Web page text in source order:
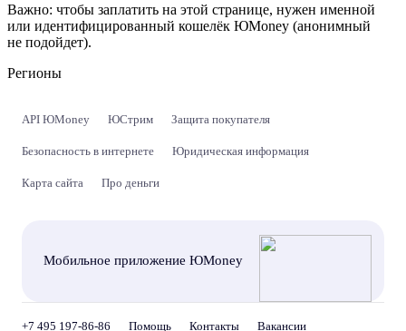
Важно: чтобы заплатить на этой странице, нужен именной
или идентифицированный кошелёк ЮMoney (анонимный
не подойдет).
Регионы
API ЮMoney ЮСтрим Защита покупателя
Безопасность в интернете Юридическая информация
Карта сайта Про деньги
Мобильное приложение ЮMoney
+7 495 197-86-86 Помощь Контакты Вакансии